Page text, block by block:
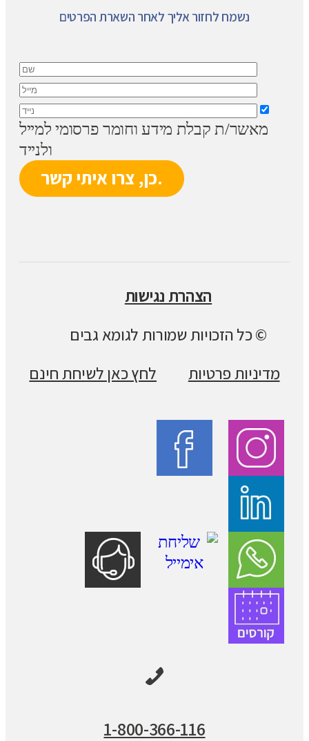
נשמח לחזור אליך לאחר השארת הפרטים
מאשר/ת קבלת מידע וחומר פרסומי למייל
ולנייד
הצהרת נגישות
© כל הזכויות שמורות לגומא גבים
מדיניות פרטיות
לחץ כאן לשיחת חינם
1-800-366-116